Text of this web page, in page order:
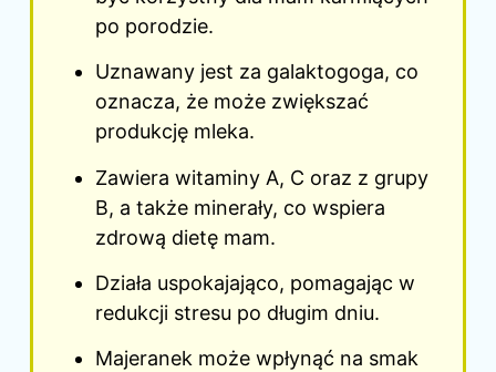
po porodzie.
Uznawany jest za galaktogoga, co
oznacza, że może zwiększać
produkcję mleka.
Zawiera witaminy A, C oraz z grupy
B, a także minerały, co wspiera
zdrową dietę mam.
Działa uspokajająco, pomagając w
redukcji stresu po długim dniu.
Majeranek może wpłynąć na smak